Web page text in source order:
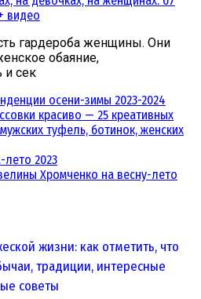
видео
гардероба женщины. Они
обаяние,
и сек
осени-зимы 2023-2024
красиво — 25 креативных
туфель, ботинок, женских
лето 2023
Хромченко на весну-лето
жизни: как отметить, что
традиции, интересные
советы